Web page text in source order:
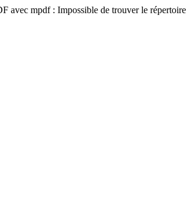
avec mpdf : Impossible de trouver le